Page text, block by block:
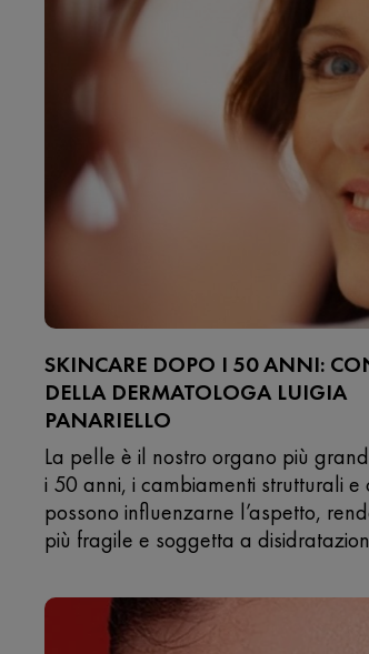
SKINCARE DOPO I 50 ANNI:
DELLA DERMATOLOGA LUIGIA
PANARIELLO
La pelle è il nostro organo più
i 50 anni, i cambiamenti strutturali e
possono influenzarne l’aspetto,
più fragile e soggetta a
Luigia Panariello, dermatologa e
estetico.